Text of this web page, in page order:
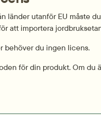
länder utanför EU måste
att importera
behöver du ingen licens.
för din produkt. Om du